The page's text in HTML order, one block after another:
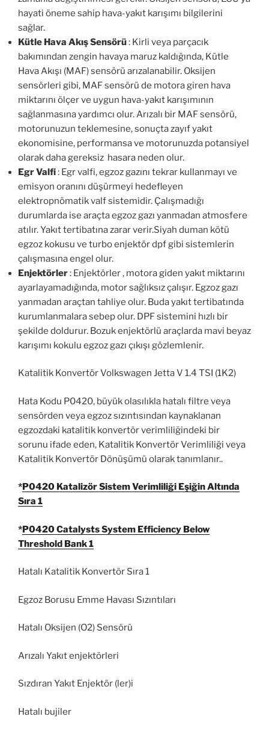
hayati öneme sahip hava-yakıt karışımı bilgilerini
sağlar.
Kütle Hava Akış Sensörü: Kirli veya parçacık
bakımından zengin havaya maruz kaldığında, Kütle
Hava Akışı (MAF) sensörü arızalanabilir. Oksijen
sensörleri gibi, MAF sensörü de motora giren hava
miktarını ölçer ve uygun hava-yakıt karışımının
sağlanmasına yardımcı olur. Arızalı bir MAF sensörü,
motorunuzun teklemesine, sonuçta zayıf yakıt
ekonomisine, performansa ve motorunuzda potansiyel
olarak daha gereksiz hasara neden olur.
Egr Valfi: Egr valfi, egzoz gazını tekrar kullanmayı ve
emisyon oranını düşürmeyi hedefleyen
elektropnömatik valf sistemidir. Çalışmadığı
durumlarda ise araçta egzoz gazı yanmadan atmosfere
atılır. Yakıt tertibatına zarar verir.Siyah duman kötü
egzoz kokusu ve turbo enjektör dpf gibi sistemlerin
çalışmasına engel olur.
Enjektörler: Enjektörler , motora giden yakıt miktarını
ayarlayamadığında, motor sağlıksız çalışır. Egzoz gazı
yanmadan araçtan tahliye olur. Buda yakıt tertibatında
kurumlanmalara sebep olur. DPF sistemini hızlı bir
şekilde doldurur. Bozuk enjektörlü araçlarda mavi beyaz
karışımı kokulu egzoz gazı çıkışı gözlemlenir.
Katalitik Konvertör Volkswagen Jetta V 1.4 TSI (1K2)
Hata Kodu P0420, büyük olasılıkla hatalı filtre veya
sensörden veya egzoz sızıntısından kaynaklanan
egzozdaki katalitik konvertör verimliliğindeki bir
sorunu ifade eden, Katalitik Konvertör Verimliliği veya
Katalitik Konvertör Dönüşümü olarak tanımlanır..
*P0420 Katalizör Sistem Verimliliği Eşiğin Altında
Sıra 1
*P0420 Catalysts System Efficiency Below
Threshold Bank 1
Hatalı Katalitik Konvertör Sıra 1
Egzoz Borusu Emme Havası Sızıntıları
Hatalı Oksijen (O2) Sensörü
Arızalı Yakıt enjektörleri
Sızdıran Yakıt Enjektör (ler)i
Hatalı bujiler